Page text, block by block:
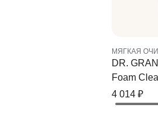
МЯГКАЯ
DR.
Foam
4 014 ₽